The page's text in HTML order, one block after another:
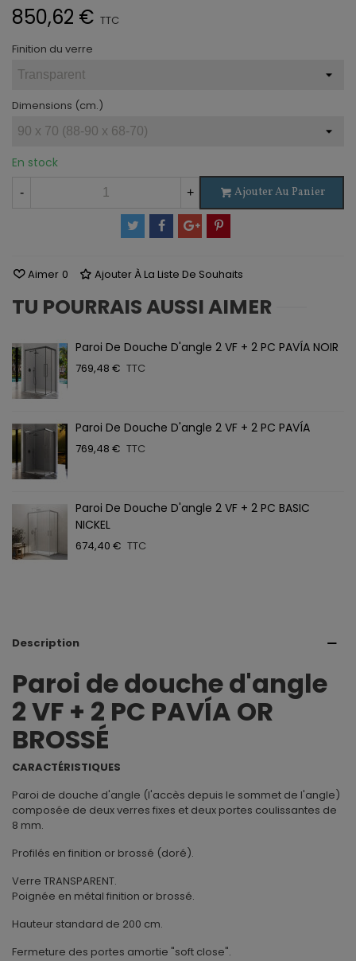
850,62 € TTC
Finition du verre
Dimensions (cm.)
En stock
- + Ajouter Au Panier
Aimer 0 Ajouter À La Liste De Souhaits
TU POURRAIS AUSSI AIMER
Paroi De Douche D'angle 2 VF + 2 PC PAVÍA NOIR
769,48 € TTC
Paroi De Douche D'angle 2 VF + 2 PC PAVÍA
769,48 € TTC
Paroi De Douche D'angle 2 VF + 2 PC BASIC
NICKEL
674,40 € TTC
Description
Paroi de douche d'angle
2 VF + 2 PC PAVÍA OR
BROSSÉ
CARACTÉRISTIQUES
Paroi de douche d'angle (l'accès depuis le sommet de l'angle)
composée de deux verres fixes et deux portes coulissantes de
8 mm.
Profilés en finition or brossé (doré).
Verre TRANSPARENT.
Poignée en métal finition or brossé.
Hauteur standard de 200 cm.
Fermeture des portes amortie "soft close".